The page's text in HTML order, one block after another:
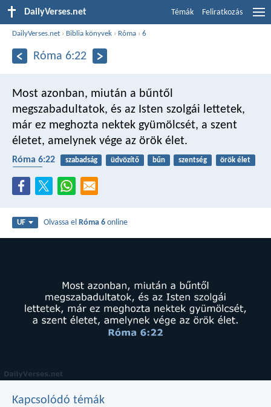
DailyVerses.net Témák Feliratkozás
DailyVerses.net › Biblia könyvek › Róma ›6
Róma 6:22
Most azonban, miután a bűntől
megszabadultatok, és az Isten szolgái lettetek,
már ez meghozta nektek gyümölcsét, a szent
életet, amelynek vége az örök élet.
Róma 6:22 szabadság üdvözítő bűn szentség
örök élet
UF Olvassa elRóma 6 online
Kapcsolódó témák